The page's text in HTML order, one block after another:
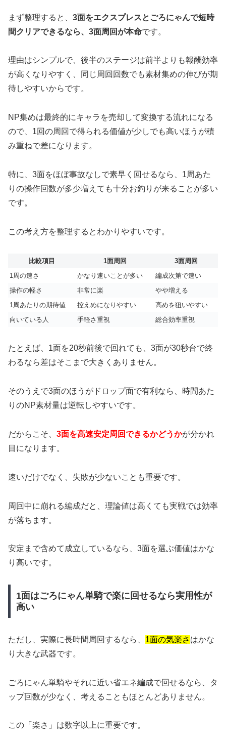
まず整理すると、 3面をエクスプレスとごろにゃんで短時
間クリアできるなら、3面周回が本命です。
理由はシンプルで、後半のステージは前半よりも報酬効率
が高くなりやすく、同じ周回回数でも素材集めの伸びが期
待しやすいからです。
NP集めは最終的にキャラを売却して変換する流れになる
ので、1回の周回で得られる価値が少しでも高いほうが積
み重ねで差になります。
特に、3面をほぼ事故なしで素早く回せるなら、1周あた
りの操作回数が多少増えても十分お釣りが来ることが多い
です。
この考え方を整理するとわかりやすいです。
比較項目 1面周回
3面周回
1周の速さ
かなり速いことが多い
編成次第で速い
操作の軽さ
非常に楽
やや増える
1周あたりの期待値
控えめになりやすい
高めを狙いやすい
向いている人
手軽さ重視 総合効率重視
たとえば、1面を20秒前後で回れても、3面が30秒台で終
わるなら差はそこまで大きくありません。
そのうえで3面のほうがドロップ面で有利なら、時間あた
りのNP素材量は逆転しやすいです。
だからこそ、 3面を高速安定周回できるかどうかが分かれ
目になります。
速いだけでなく、失敗が少ないことも重要です。
周回中に崩れる編成だと、理論値は高くても実戦では効率
が落ちます。
安定まで含めて成立しているなら、3面を選ぶ価値はかな
り高いです。
1面はごろにゃん単騎で楽に回せるなら実用性が
高い
ただし、実際に長時間周回するなら、 1面の気楽さ はかな
り大きな武器です。
ごろにゃん単騎やそれに近い省エネ編成で回せるなら、タ
ップ回数が少なく、考えることもほとんどありません。
この「楽さ」は数字以上に重要です。